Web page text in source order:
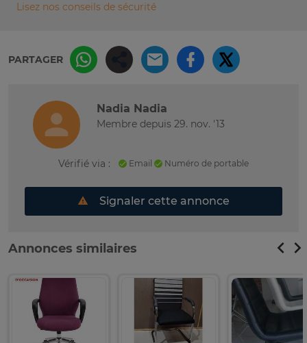
Lisez nos conseils de sécurité
PARTAGER
Nadia Nadia
Membre depuis 29. nov. '13
Vérifié via : Email Numéro de portable
Signaler cette annonce
Annonces similaires